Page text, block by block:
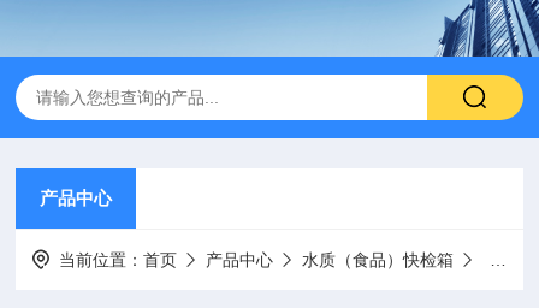
产品中心
当前位置：首页 产品中心 水质（食品）快检箱